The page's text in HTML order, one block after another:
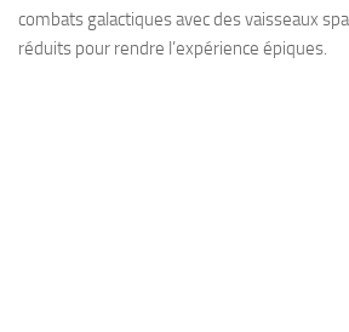
combats galactiques avec des vaisseaux
réduits pour rendre l’expérience épiques.